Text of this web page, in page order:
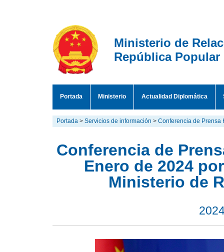
Ministerio de
República Popular
Portada Ministerio Actualidad Diplomática
Portada > Servicios de información > Conferencia de Prensa
Conferencia de
Enero de 2024
Ministerio de